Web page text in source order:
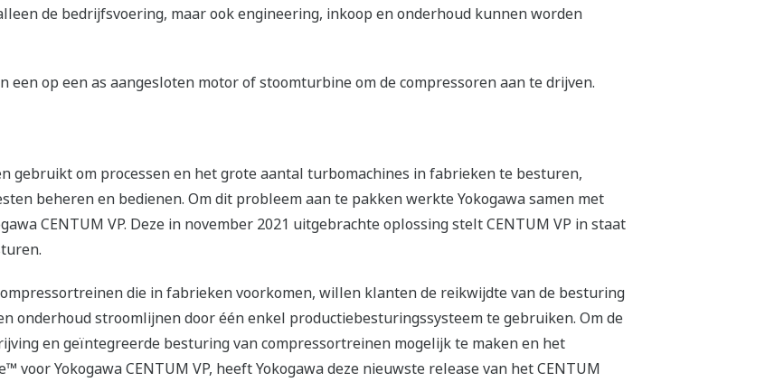
de bedrijfsvoering, maar ook engineering, inkoop en onderhoud kunnen worden
een op een as aangesloten motor of stoomturbine om de compressoren aan te drijven.
gebruikt om processen en het grote aantal turbomachines in fabrieken te besturen,
beheren en bedienen. Om dit probleem aan te pakken werkte Yokogawa samen met
CENTUM VP. Deze in november 2021 uitgebrachte oplossing stelt CENTUM VP in staat
die in fabrieken voorkomen, willen klanten de reikwijdte van de besturing
onderhoud stroomlijnen door één enkel productiebesturingssysteem te gebruiken. Om de
en geïntegreerde besturing van compressortreinen mogelijk te maken en het
voor Yokogawa CENTUM VP, heeft Yokogawa deze nieuwste release van het CENTUM